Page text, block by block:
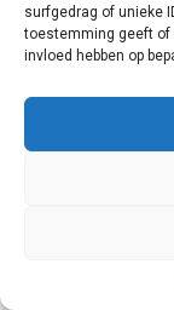
surfgedrag of unieke
toestemming geeft of
invloed hebben op
in Monument
door Antelope
mooist! Je